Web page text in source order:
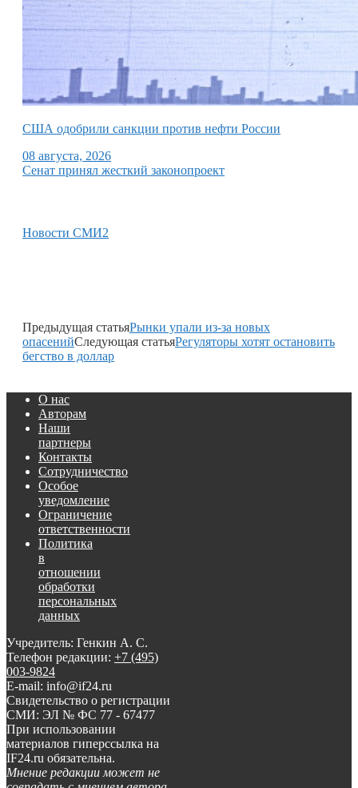
США одобрили санкции против нефти России
08 августа, 2026
Сенат принял жесткий законопроект
Новости СМИ2
Предыдущая статьяРынки упали из-за новых
опасенийСледующая статьяРегуляторы хотят остановить
бегство в доллар
О нас
Авторам
Наши
партнеры
Контакты
Сотрудничество
Особое
уведомление
Ограничение
ответственности
Политика
в
отношении
обработки
персональных
данных
Учредитель: Генкин А. С.
Телефон редакции: +7 (495)
003-9824
E-mail: info@if24.ru
Свидетельство о регистрации
СМИ: ЭЛ № ФС 77 - 67477
При использовании
материалов гиперссылка на
IF24.ru обязательна.
Мнение редакции может не